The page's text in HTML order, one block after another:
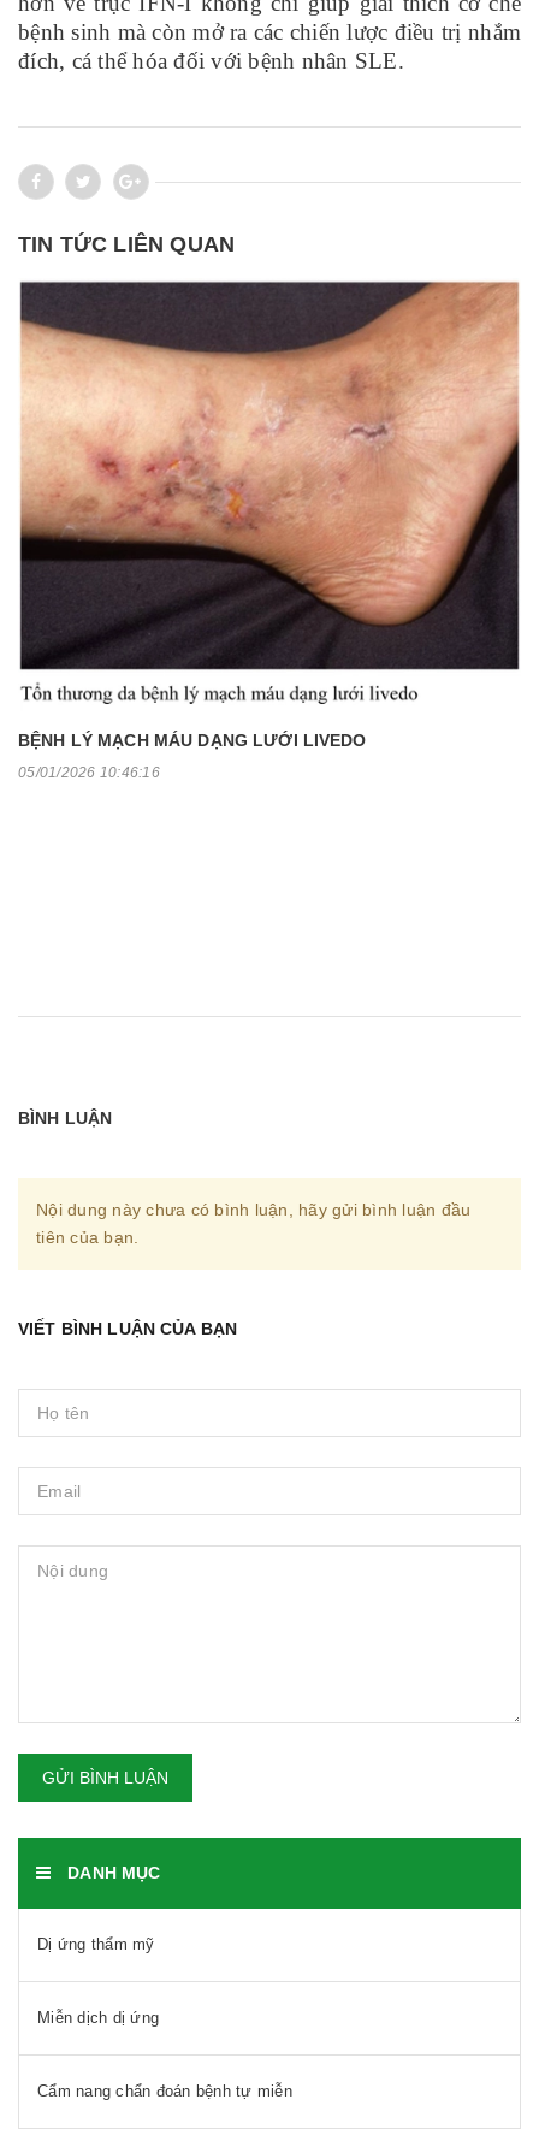
bệnh sinh mà còn mở ra các chiến lược điều trị nhắm
đích, cá thể hóa đối với bệnh nhân SLE.
TIN TỨC LIÊN QUAN
BỆNH LÝ MẠCH MÁU DẠNG LƯỚI LIVEDO
05/01/2026 10:46:16
BÌNH LUẬN
Nội dung này chưa có bình luận, hãy gửi bình luận đầu
tiên của bạn.
VIẾT BÌNH LUẬN CỦA BẠN
GỬI BÌNH LUẬN
DANH MỤC
Dị ứng thẩm mỹ
Miễn dịch dị ứng
Cẩm nang chẩn đoán bệnh tự miễn